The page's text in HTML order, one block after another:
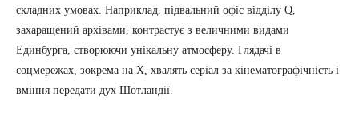
складних умовах. Наприклад, підвальний офіс відділу Q,
захаращений архівами, контрастує з величними видами
Единбурга, створюючи унікальну атмосферу. Глядачі в
соцмережах, зокрема на X, хвалять серіал за кінематографічність і
вміння передати дух Шотландії.